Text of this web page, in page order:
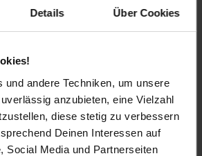
Details Über Cookies
und andere Techniken, um unsere
anzubieten, eine Vielzahl
diese stetig zu verbessern
Deinen Interessen auf
Social Media und Partnerseiten
gesünderes und
intensiver Nutzung kannst du sogar
Akkulaufzeit von bis zu 7 Tagen
du jederzeit verbunden – ohne
suchen zu müssen. Beachte
Akkulaufzeit je nach
variieren kann.